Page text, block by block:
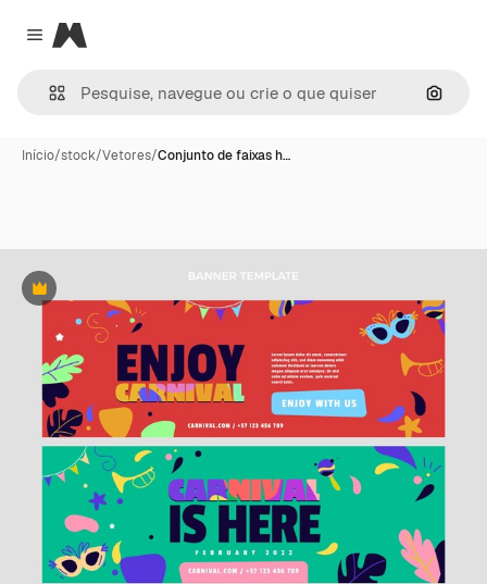
Close menu
Magnific
Início/stock/Vetores/Conjunto de faixas h…
Premium